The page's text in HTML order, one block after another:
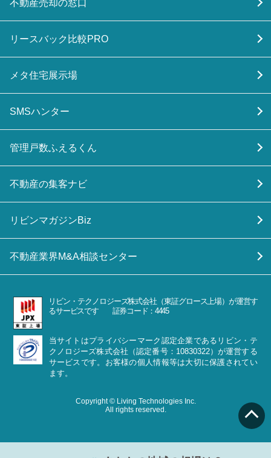
不動産売却の窓口
リースバック比較PRO
メタ住宅展示場
SMSハンター
管理戸数ふえるくん
不動産の集客ナビ
リビンマガジンBiz
不動産業界M&A相談センター
リビン・テクノロジーズ株式会社（東証グロース上場）が運営す
るサービスです 証券コード：4445
当サイトはプライバシーマーク認定企業であるリビン・テ
クノロジーズ株式会社（認定番号：10830322）が運営する
サービスです。お客様の個人情報等は大切に保護されてい
ます。
Copyright © Living Technologies Inc.
All rights reserved.